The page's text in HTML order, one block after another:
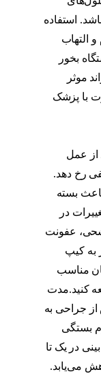
استفاده
التهاب
بخور
موثر
با پزشک
از عمل
رخ دهد.
بسته
در
عفونت
به کیپ
مناسب
کنید.مدت
جراحی به
بستگی
در یک تا
می‌یابد.